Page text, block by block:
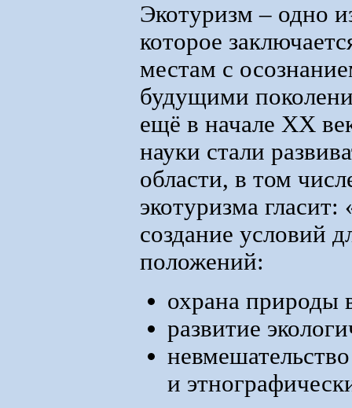
Экотуризм – одно
которое
местам с
будущими
ещё в начале XX
науки стали
области, в том
экотуризма
создание условий
положений:
охрана природы
развитие
и